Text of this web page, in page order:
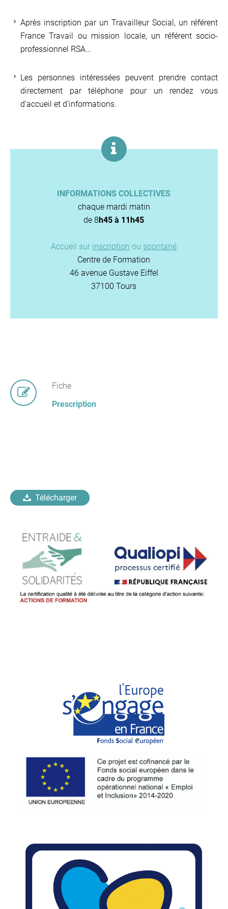
Après inscription par un Travailleur Social, un référent
France Travail ou mission locale, un référent socio-
professionnel RSA…
Les personnes intéressées peuvent prendre contact
directement par téléphone pour un rendez vous
d’accueil et d’informations.
INFORMATIONS COLLECTIVES
chaque mardi matin
de 8h45 à 11h45
Accueil sur inscription ou spontané
Centre de Formation
46 avenue Gustave Eiffel
37100 Tours
Fiche
Prescription
Télécharger